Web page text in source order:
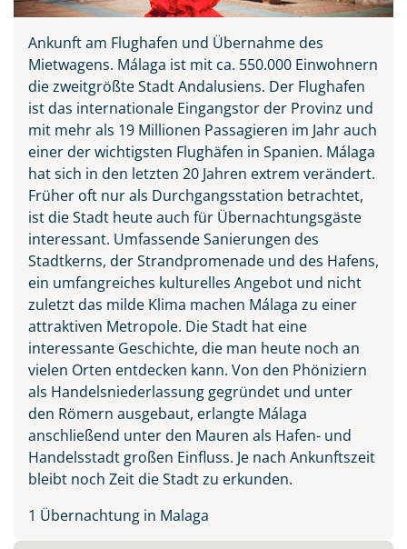
Teile diese Reise
Andalusien
Ankunft am Flughafen und Übernahme des
Mietwagens. Málaga ist mit ca. 550.000 Einwohnern
die zweitgrößte Stadt Andalusiens. Der Flughafen
ist das internationale Eingangstor der Provinz und
mit mehr als 19 Millionen Passagieren im Jahr auch
einer der wichtigsten Flughäfen in Spanien. Málaga
hat sich in den letzten 20 Jahren extrem verändert.
Früher oft nur als Durchgangsstation betrachtet,
ist die Stadt heute auch für Übernachtungsgäste
interessant. Umfassende Sanierungen des
Stadtkerns, der Strandpromenade und des Hafens,
ein umfangreiches kulturelles Angebot und nicht
zuletzt das milde Klima machen Málaga zu einer
attraktiven Metropole. Die Stadt hat eine
interessante Geschichte, die man heute noch an
vielen Orten entdecken kann. Von den Phöniziern
als Handelsniederlassung gegründet und unter
den Römern ausgebaut, erlangte Málaga
anschließend unter den Mauren als Hafen- und
Handelsstadt großen Einfluss. Je nach Ankunftszeit
bleibt noch Zeit die Stadt zu erkunden.
1 Übernachtung in Malaga